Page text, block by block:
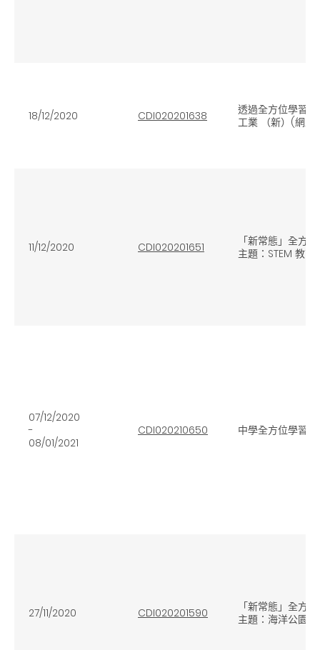
18/12/2020 CDI020201638
透過全方位學習
工業 （新）(網上
11/12/2020 CDI020201651
「新常態」全方
主題：STEM 教
07/12/2020
-
08/01/2021
CDI020210650 中學全方位學習
27/11/2020 CDI020201590
「新常態」全方
主題：海洋公園